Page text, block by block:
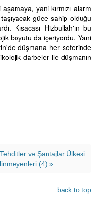
yani kırmızı alarm
güce sahip olduğu
Kısacası Hizbullah'ın bu
boyutu da içeriyordu. Yani
düşmana her seferinde
darbeler ile düşmanın
ve Şantajlar Ülkesi
(4) »
back to top